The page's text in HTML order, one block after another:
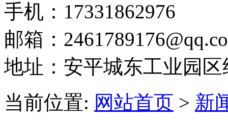
手机：17331862976
邮箱：
地址：安平城东工业园区
当前位置: 网站首页 > 新